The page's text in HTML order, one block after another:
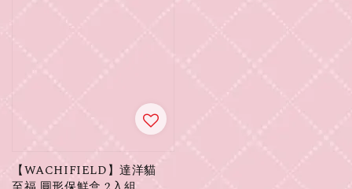
【WACHIFIELD】達洋貓